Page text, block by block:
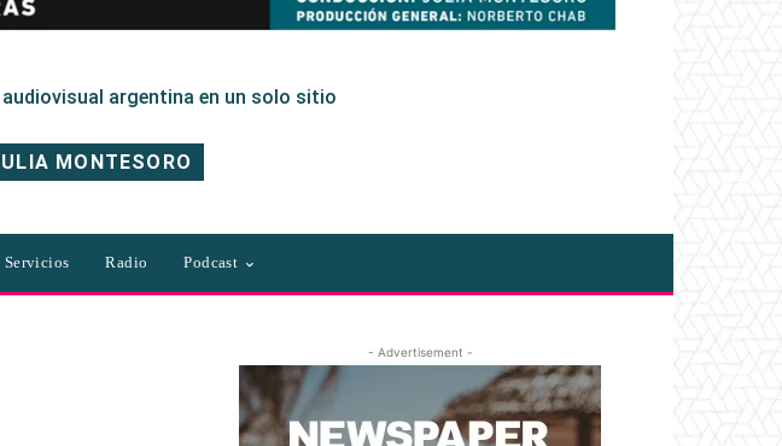
argentina en un solo sitio
MONTESORO
Servicios Radio Podcast
- Advertisement -